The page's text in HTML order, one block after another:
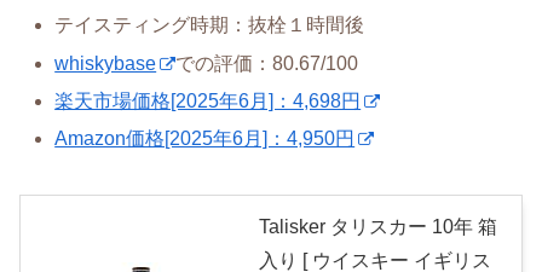
テイスティング時期：抜栓１時間後
whiskybase
での評価：80.67/100
楽天市場価格[2025年6月]：4,698円
Amazon価格[2025年6月]：4,950円
Talisker タリスカー 10年 箱
入り [ ウイスキー イギリス